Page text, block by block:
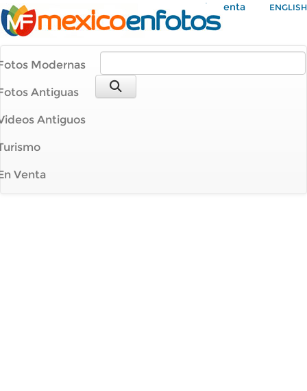
Mi Cuenta ENGLISH
Modernas
Antiguas
Antiguos
Venta